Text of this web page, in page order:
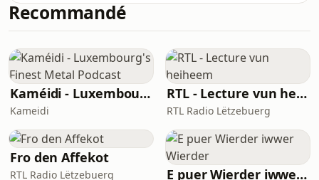
Recommandé
Kaméidi - Luxembourg's Finest Metal Podcast
Kameidi
RTL - Lecture vun heiheem
RTL Radio Lëtzebuerg
Fro den Affekot
RTL Radio Lëtzebuerg E puer Wierder iwwer Wierder